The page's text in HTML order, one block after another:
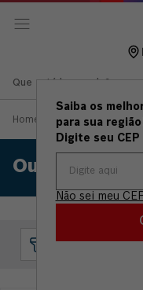
Saiba os
para sua
Digite seu CEP
Não sei meu
Home Ferramentas Bateria
Outros